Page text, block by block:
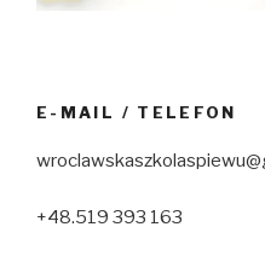
E-MAIL / TELEFON
+48.519 393 163